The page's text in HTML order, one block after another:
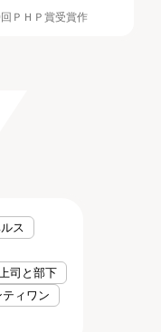
ＰＨＰ賞受賞作
ス
司と部下
ィワン